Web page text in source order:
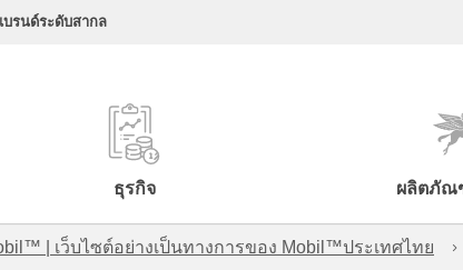
บรนด์ระดับสากล
ธุรกิจ ผลิตภัณ
| เว็บไซต์อย่างเป็นทางการของ Mobil™ประเทศไทย